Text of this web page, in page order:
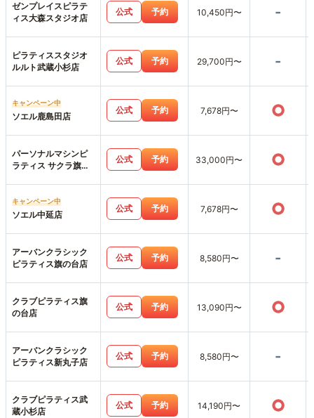
ゼンプレイスピラテ
ィス大森スタジオ店
公式 予約 10,450円〜 -
ピラティススタジオ
ルルト武蔵小杉店
公式 予約 29,700円〜 -
キャンペーン中
ソエル鹿島田店
公式 予約 7,678円〜 ○
パーソナルマシンピ
ラティス サクラ旗の
公式 予約 33,000円〜 ○
キャンペーン中
ソエル中延店
公式 予約 7,678円〜 ○
アーバンクラシック
ピラティス旗の台店
公式 予約 8,580円〜 -
クラブピラティス旗
の台店
公式 予約 13,090円〜 ○
アーバンクラシック
ピラティス新丸子店
公式 予約 8,580円〜 -
クラブピラティス武
蔵小杉店
公式 予約 14,190円〜 ○